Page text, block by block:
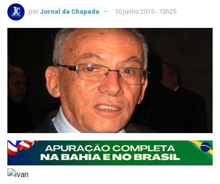
por Jornal da Chapada 10 junho 2015 - 13h25